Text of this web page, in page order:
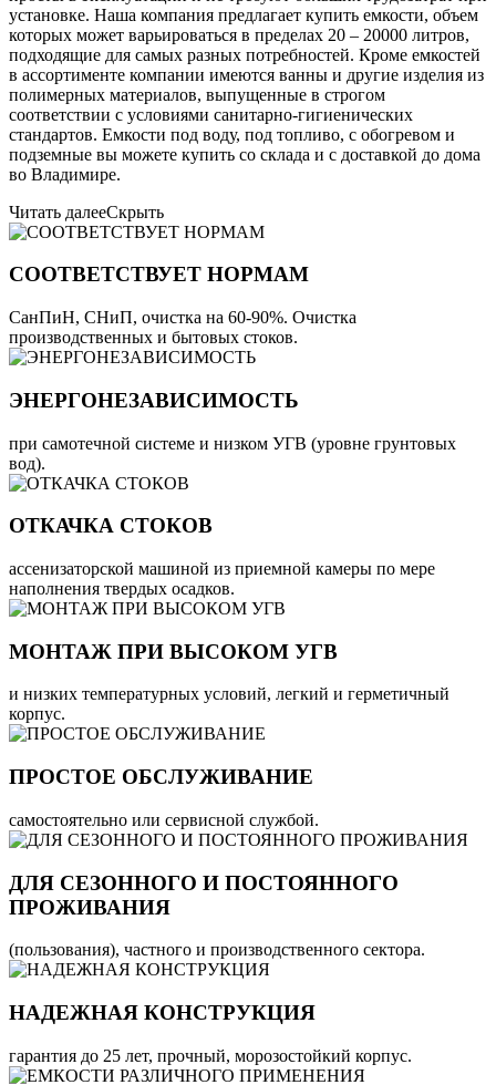
установке. Наша компания предлагает купить емкости, объем
которых может варьироваться в пределах 20 – 20000 литров,
подходящие для самых разных потребностей. Кроме емкостей
в ассортименте компании имеются ванны и другие изделия из
полимерных материалов, выпущенные в строгом
соответствии с условиями санитарно-гигиенических
стандартов. Емкости под воду, под топливо, с обогревом и
подземные вы можете купить со склада и с доставкой до дома
во Владимире.
Читать далееСкрыть
СООТВЕТСТВУЕТ НОРМАМ
СанПиН, СНиП, очистка на 60-90%. Очистка
производственных и бытовых стоков.
ЭНЕРГОНЕЗАВИСИМОСТЬ
при самотечной системе и низком УГВ (уровне грунтовых
вод).
ОТКАЧКА СТОКОВ
ассенизаторской машиной из приемной камеры по мере
наполнения твердых осадков.
МОНТАЖ ПРИ ВЫСОКОМ УГВ
и низких температурных условий, легкий и герметичный
корпус.
ПРОСТОЕ ОБСЛУЖИВАНИЕ
самостоятельно или сервисной службой.
ДЛЯ СЕЗОННОГО И ПОСТОЯННОГО
ПРОЖИВАНИЯ
(пользования), частного и производственного сектора.
НАДЕЖНАЯ КОНСТРУКЦИЯ
гарантия до 25 лет, прочный, морозостойкий корпус.